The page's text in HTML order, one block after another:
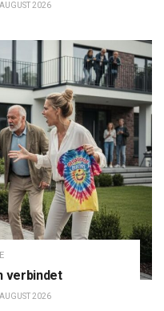
2026
verbindet
2026